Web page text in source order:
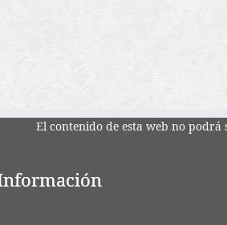
El contenido de esta web no